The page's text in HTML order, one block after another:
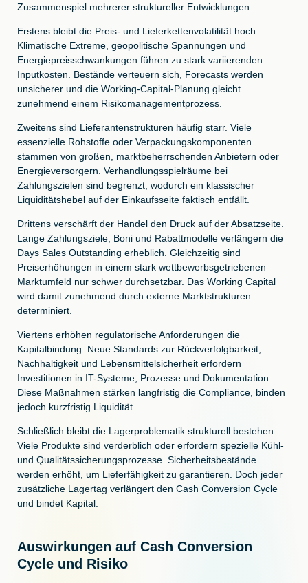
Zusammenspiel mehrerer struktureller Entwicklungen.
Erstens bleibt die Preis- und Lieferkettenvolatilität hoch.
Klimatische Extreme, geopolitische Spannungen und
Energiepreisschwankungen führen zu stark variierenden
Inputkosten. Bestände verteuern sich, Forecasts werden
unsicherer und die Working-Capital-Planung gleicht
zunehmend einem Risikomanagementprozess.
Zweitens sind Lieferantenstrukturen häufig starr. Viele
essenzielle Rohstoffe oder Verpackungskomponenten
stammen von großen, marktbeherrschenden Anbietern oder
Energieversorgern. Verhandlungsspielräume bei
Zahlungszielen sind begrenzt, wodurch ein klassischer
Liquiditätshebel auf der Einkaufsseite faktisch entfällt.
Drittens verschärft der Handel den Druck auf der Absatzseite.
Lange Zahlungsziele, Boni und Rabattmodelle verlängern die
Days Sales Outstanding erheblich. Gleichzeitig sind
Preiserhöhungen in einem stark wettbewerbsgetriebenen
Marktumfeld nur schwer durchsetzbar. Das Working Capital
wird damit zunehmend durch externe Marktstrukturen
determiniert.
Viertens erhöhen regulatorische Anforderungen die
Kapitalbindung. Neue Standards zur Rückverfolgbarkeit,
Nachhaltigkeit und Lebensmittelsicherheit erfordern
Investitionen in IT-Systeme, Prozesse und Dokumentation.
Diese Maßnahmen stärken langfristig die Compliance, binden
jedoch kurzfristig Liquidität.
Schließlich bleibt die Lagerproblematik strukturell bestehen.
Viele Produkte sind verderblich oder erfordern spezielle Kühl-
und Qualitätssicherungsprozesse. Sicherheitsbestände
werden erhöht, um Lieferfähigkeit zu garantieren. Doch jeder
zusätzliche Lagertag verlängert den Cash Conversion Cycle
und bindet Kapital.
Auswirkungen auf Cash Conversion
Cycle und Risiko